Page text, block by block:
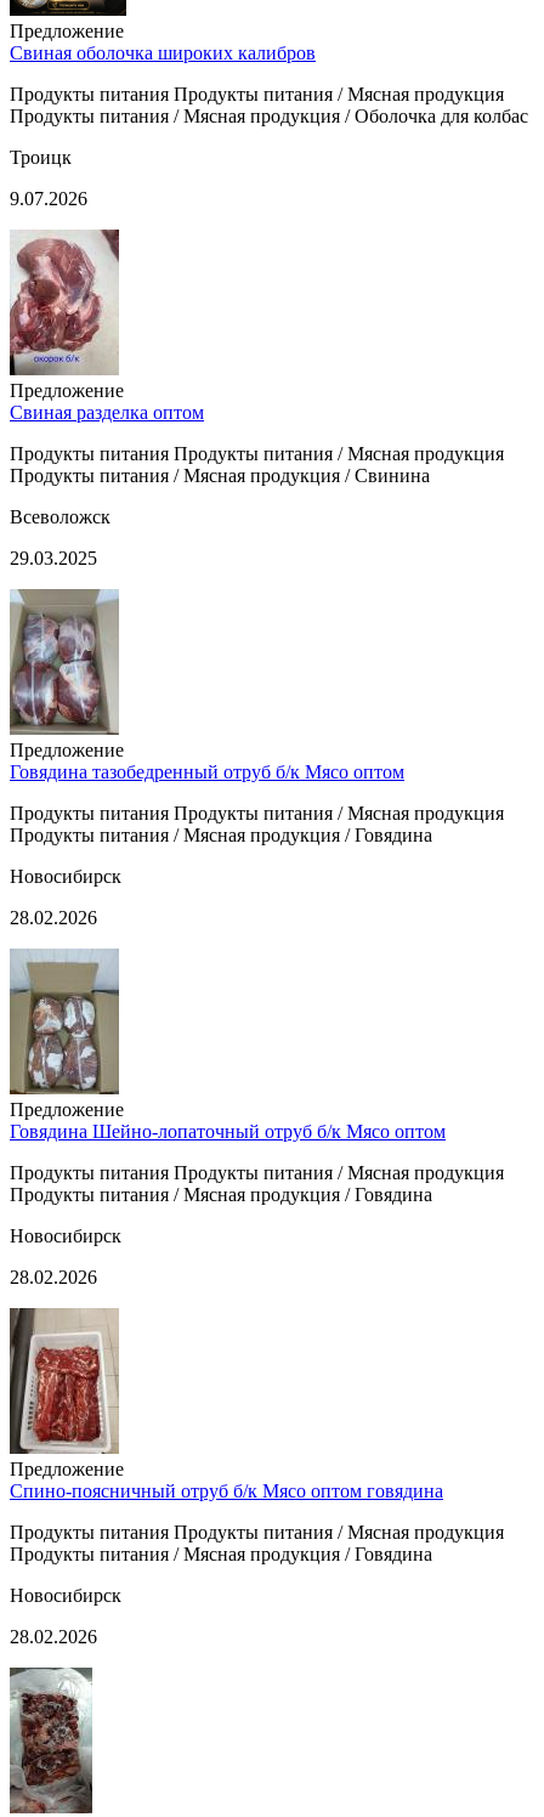
Предложение
Свиная оболочка широких калибров
Продукты питания Продукты питания / Мясная продукция
Продукты питания / Мясная продукция / Оболочка для колбас
Троицк
9.07.2026
Предложение
Свиная разделка оптом
Продукты питания Продукты питания / Мясная продукция
Продукты питания / Мясная продукция / Свинина
Всеволожск
29.03.2025
Предложение
Говядина тазобедренный отруб б/к Мясо оптом
Продукты питания Продукты питания / Мясная продукция
Продукты питания / Мясная продукция / Говядина
Новосибирск
28.02.2026
Предложение
Говядина Шейно-лопаточный отруб б/к Мясо оптом
Продукты питания Продукты питания / Мясная продукция
Продукты питания / Мясная продукция / Говядина
Новосибирск
28.02.2026
Предложение
Спино-поясничный отруб б/к Мясо оптом говядина
Продукты питания Продукты питания / Мясная продукция
Продукты питания / Мясная продукция / Говядина
Новосибирск
28.02.2026